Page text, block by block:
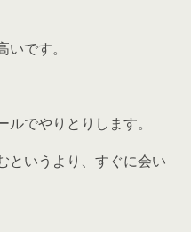
です。
でやりとりします。
というより、すぐに会い